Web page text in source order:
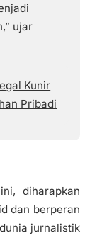
ujar
Kunir
Pribadi
diharapkan
dan berperan
jurnalistik